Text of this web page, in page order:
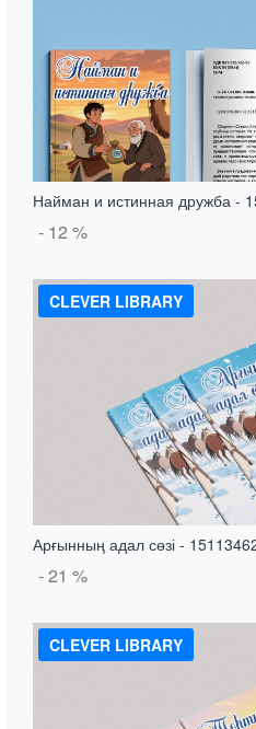
Найман и истинная дружба -
- 12 %
CLEVER LIBRARY
Арғынның адал сөзі -
- 21 %
CLEVER LIBRARY